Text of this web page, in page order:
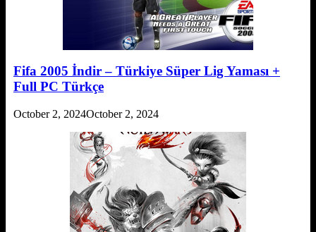
Fifa 2005 İndir – Türkiye Süper Lig Yaması +
Full PC Türkçe
October 2, 2024October 2, 2024